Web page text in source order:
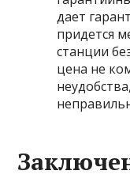
дает
придется
станции
цена не